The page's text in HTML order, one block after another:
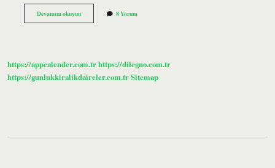
Devamını okuyunPembe
Bareti
8 Yorum
https://appcalender.com.trhttps://dilegno.com.tr
https://gunlukkiralikdaireler.com.trSitemap